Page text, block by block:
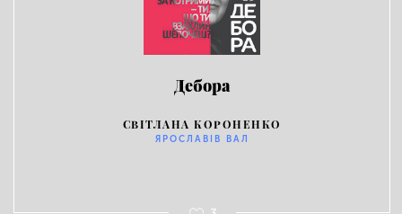
Дебора
СВІТЛАНА КОРОНЕНКО
ЯРОСЛАВІВ ВАЛ